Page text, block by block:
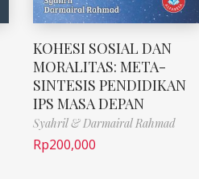
KOHESI SOSIAL DAN
MORALITAS: META-
SINTESIS PENDIDIKAN
IPS MASA DEPAN
Syahril & Darmairal Rahmad
Rp200,000